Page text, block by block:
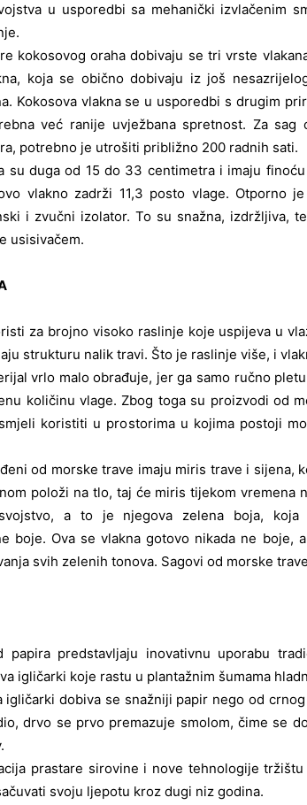
u usporedbi sa mehanički izvlačenim
kokosovog oraha dobivaju se tri vrste
koja se obično dobivaju iz još
Kokosova vlakna se u usporedbi s drugim
već ranije uvježbana spretnost. Za sag
potrebno je utrošiti približno 200 radnih sati.
su duga od 15 do 33 centimetra i imaju
vlakno zadrži 11,3 posto vlage. Otporno
i zvučni izolator. To su snažna, izdržljiva,
usisivačem.
za brojno visoko raslinje koje uspijeva u
strukturu nalik travi. Što je raslinje više, i
vrlo malo obrađuje, jer ga samo ručno
količinu vlage. Zbog toga su proizvodi od
koristiti u prostorima u kojima postoji
od morske trave imaju miris trave i sijena,
položi na tlo, taj će miris tijekom vremena
a to je njegova zelena boja,
boje. Ova se vlakna gotovo nikada ne boje,
svih zelenih tonova. Sagovi od morske
papira predstavljaju inovativnu uporabu
igličarki koje rastu u plantažnim šumama
igličarki dobiva se snažniji papir nego od
drvo se prvo premazuje smolom, čime se
prastare sirovine i nove tehnologije
svoju ljepotu kroz dugi niz godina.